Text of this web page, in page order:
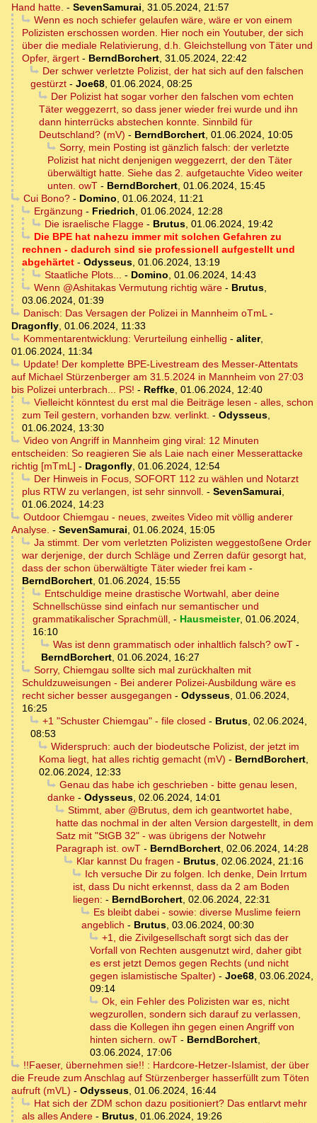
Hand hatte. - SevenSamurai, 31.05.2024, 21:57
Wenn es noch schiefer gelaufen wäre, wäre er von einem
Polizisten erschossen worden. Hier noch ein Youtuber, der sich
über die mediale Relativierung, d.h. Gleichstellung von Täter und
Opfer, ärgert - BerndBorchert, 31.05.2024, 22:42
Der schwer verletzte Polizist, der hat sich auf den falschen
gestürzt - Joe68, 01.06.2024, 08:25
Der Polizist hat sogar vorher den falschen vom echten
Täter weggezerrt, so dass jener wieder frei wurde und ihn
dann hinterrücks abstechen konnte. Sinnbild für
Deutschland? (mV) - BerndBorchert, 01.06.2024, 10:05
Sorry, mein Posting ist gänzlich falsch: der verletzte
Polizist hat nicht denjenigen weggezerrt, der den Täter
überwältigt hatte. Siehe das 2. aufgetauchte Video weiter
unten. owT - BerndBorchert, 01.06.2024, 15:45
Cui Bono?- Domino, 01.06.2024, 11:21
Ergänzung - Friedrich, 01.06.2024, 12:28
Die israelische Flagge- Brutus, 01.06.2024, 19:42
Die BPE hat nahezu immer mit solchen Gefahren zu
rechnen - dadurch sind sie professionell aufgestellt und
abgehärtet - Odysseus, 01.06.2024, 13:19
Staatliche Plots... - Domino, 01.06.2024, 14:43
Wenn @Ashitakas Vermutung richtig wäre- Brutus,
03.06.2024, 01:39
Danisch: Das Versagen der Polizei in Mannheim oTmL-
Dragonfly, 01.06.2024, 11:33
Kommentarentwicklung: Verurteilung einhellig - aliter,
01.06.2024, 11:34
Update! Der komplette BPE-Livestream des Messer-Attentats
auf Michael Stürzenberger am 31.5.2024 in Mannheim von 27:03
bis Polizei unterbrach... PS! - Reffke, 01.06.2024, 12:40
Vielleicht könntest du erst mal die Beiträge lesen - alles, schon
zum Teil gestern, vorhanden bzw. verlinkt. - Odysseus,
01.06.2024, 13:30
Video von Angriff in Mannheim ging viral: 12 Minuten
entscheiden: So reagieren Sie als Laie nach einer Messerattacke
richtig [mTmL] - Dragonfly, 01.06.2024, 12:54
Der Hinweis in Focus, SOFORT 112 zu wählen und Notarzt
plus RTW zu verlangen, ist sehr sinnvoll. - SevenSamurai,
01.06.2024, 14:23
Outdoor Chiemgau - neues, zweites Video mit völlig anderer
Analyse. - SevenSamurai, 01.06.2024, 15:05
Ja stimmt. Der vom verletzten Polizisten weggestoßene Order
war derjenige, der durch Schläge und Zerren dafür gesorgt hat,
dass der schon überwältigte Täter wieder frei kam -
BerndBorchert, 01.06.2024, 15:55
Entschuldige meine drastische Wortwahl, aber deine
Schnellschüsse sind einfach nur semantischer und
grammatikalischer Sprachmüll, - Hausmeister, 01.06.2024,
16:10
Was ist denn grammatisch oder inhaltlich falsch? owT-
BerndBorchert, 01.06.2024, 16:27
Sorry, Chiemgau sollte sich mal zurückhalten mit
Schuldzuweisungen - Bei anderer Polizei-Ausbildung wäre es
recht sicher besser ausgegangen - Odysseus, 01.06.2024,
16:25
+1 "Schuster Chiemgau" - file closed - Brutus, 02.06.2024,
08:53
Widerspruch: auch der biodeutsche Polizist, der jetzt im
Koma liegt, hat alles richtig gemacht (mV) - BerndBorchert,
02.06.2024, 12:33
Genau das habe ich geschrieben - bitte genau lesen,
danke - Odysseus, 02.06.2024, 14:01
Stimmt, aber @Brutus, dem ich geantwortet habe,
hatte das nochmal in der alten Version dargestellt, in dem
Satz mit "StGB 32" - was übrigens der Notwehr
Paragraph ist. owT - BerndBorchert, 02.06.2024, 14:28
Klar kannst Du fragen - Brutus, 02.06.2024, 21:16
Ich versuche Dir zu folgen. Ich denke, Dein Irrtum
ist, dass Du nicht erkennst, dass da 2 am Boden
liegen: - BerndBorchert, 02.06.2024, 22:31
Es bleibt dabei - sowie: diverse Muslime feiern
angeblich - Brutus, 03.06.2024, 00:30
+1, die Zivilgesellschaft sorgt sich das der
Vorfall von Rechten ausgenutzt wird, daher gibt
es erst jetzt Demos gegen Rechts (und nicht
gegen islamistische Spalter) - Joe68, 03.06.2024,
09:14
Ok, ein Fehler des Polizisten war es, nicht
wegzurollen, sondern sich darauf zu verlassen,
dass die Kollegen ihn gegen einen Angriff von
hinten sichern. owT - BerndBorchert,
03.06.2024, 17:06
!!Faeser, übernehmen sie!! : Hardcore-Hetzer-Islamist, der über
die Freude zum Anschlag auf Stürzenberger hasserfüllt zum Töten
aufruft (mVL) - Odysseus, 01.06.2024, 16:44
Hat sich der ZDM schon dazu positioniert? Das entlarvt mehr
als alles Andere - Brutus, 01.06.2024, 19:26